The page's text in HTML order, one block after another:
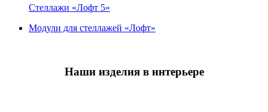
Стеллажи «Лофт 5»
Модули для стеллажей «Лофт»
Наши изделия в интерьере